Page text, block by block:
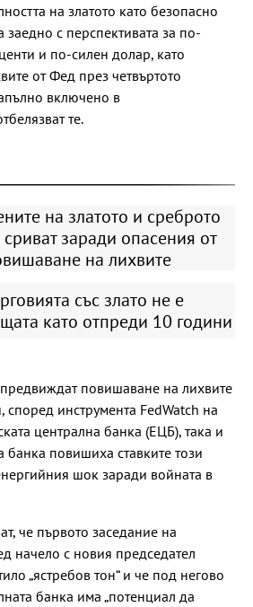
на златото като безопасно
с перспективата за по-
и по-силен долар, като
от Фед през четвъртото
включено в
те.
на златото и среброто
сриват заради опасения от
на лихвите
със злато не е
като отпреди 10 години
повишаване на лихвите
инструмента FedWatch на
централна банка (ЕЦБ), така и
банка повишиха ставките този
шок заради войната в
че първото заседание на
начело с новия председател
„ястребов тон“ и че под негово
банка има „потенциал да